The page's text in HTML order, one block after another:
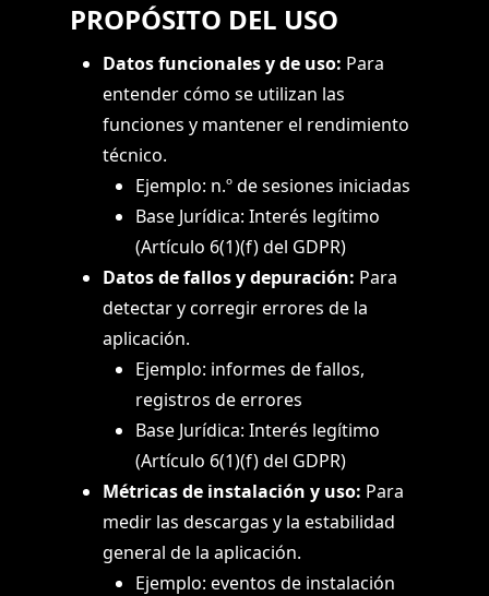
PROPÓSITO DEL USO
Datos funcionales y de uso: Para
entender cómo se utilizan las
funciones y mantener el rendimiento
técnico.
Ejemplo: n.º de sesiones iniciadas
Base Jurídica: Interés legítimo
(Artículo 6(1)(f) del GDPR)
Datos de fallos y depuración: Para
detectar y corregir errores de la
aplicación.
Ejemplo: informes de fallos,
registros de errores
Base Jurídica: Interés legítimo
(Artículo 6(1)(f) del GDPR)
Métricas de instalación y uso: Para
medir las descargas y la estabilidad
general de la aplicación.
Ejemplo: eventos de instalación